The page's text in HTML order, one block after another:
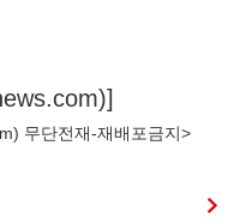
)]
) 무단전재-재배포금지>